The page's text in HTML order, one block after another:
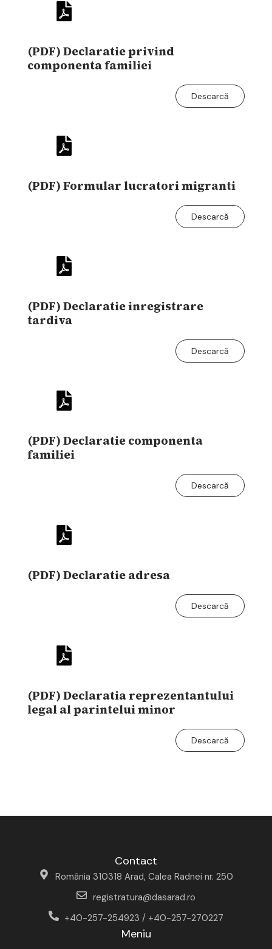
(PDF) Declaratie privind
componenta familiei
Descarcă
(PDF) Formular lucratori migranti
Descarcă
(PDF) Declaratie inregistrare
tardiva
Descarcă
(PDF) Declaratie componenta
familiei
Descarcă
(PDF) Declaratie adresa
Descarcă
(PDF) Declaratia reprezentantului
legal al parintelui minor
Descarcă
Contact
România 310318 Arad, Calea Radnei nr. 250
registratura@dasarad.ro
+40-257-254923 / +40-257-270227
Meniu